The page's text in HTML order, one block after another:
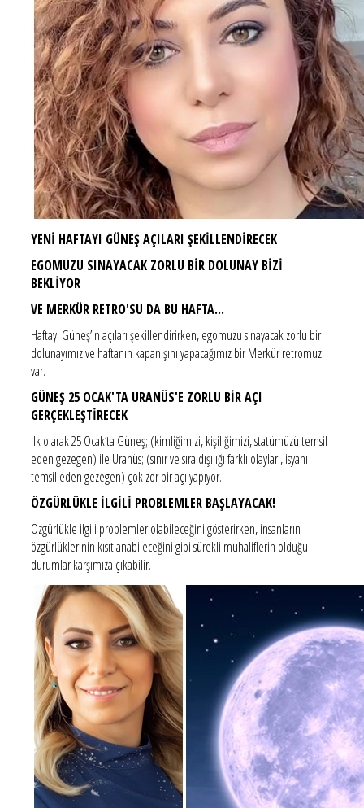
YENİ HAFTAYI GÜNEŞ AÇILARI ŞEKİLLENDİRECEK
EGOMUZU SINAYACAK ZORLU BİR DOLUNAY BİZİ
BEKLİYOR
VE MERKÜR RETRO'SU DA BU HAFTA...
Haftayı Güneş’in açıları şekillendirirken, egomuzu sınayacak zorlu bir
dolunayımız ve haftanın kapanışını yapacağımız bir Merkür retromuz
var.
GÜNEŞ 25 OCAK'TA URANÜS'E ZORLU BİR AÇI
GERÇEKLEŞTİRECEK
İlk olarak 25 Ocak’ta Güneş; (kimliğimizi, kişiliğimizi, statümüzü temsil
eden gezegen) ile Uranüs; (sınır ve sıra dışılığı farklı olayları, isyanı
temsil eden gezegen) çok zor bir açı yapıyor.
ÖZGÜRLÜKLE İLGİLİ PROBLEMLER BAŞLAYACAK!
Özgürlükle ilgili problemler olabileceğini gösterirken, insanların
özgürlüklerinin kısıtlanabileceğini gibi sürekli muhaliflerin olduğu
durumlar karşımıza çıkabilir.